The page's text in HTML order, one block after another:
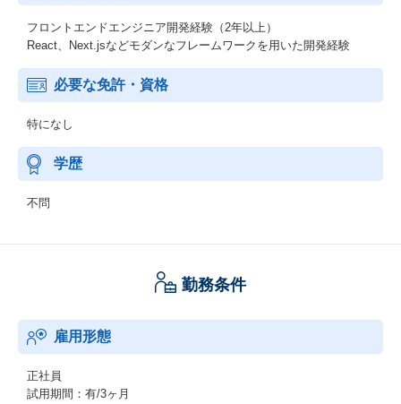
フロントエンドエンジニア開発経験（2年以上）
React、Next.jsなどモダンなフレームワークを用いた開発経験
必要な免許・資格
特になし
学歴
不問
勤務条件
雇用形態
正社員
試用期間：有/3ヶ月